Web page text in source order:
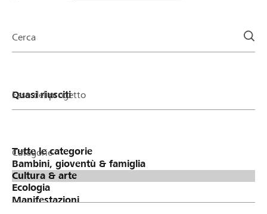
della
Cerca
Fase del progetto
Categorie